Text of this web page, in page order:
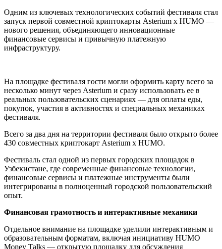
Одним из ключевых технологических событий фестиваля стал
запуск первой совместной криптокарты Asterium x HUMO —
нового решения, объединяющего инновационные
финансовые сервисы и привычную платежную
инфраструктуру.
На площадке фестиваля гости могли оформить карту всего за
несколько минут через Asterium и сразу использовать ее в
реальных пользовательских сценариях — для оплаты еды,
покупок, участия в активностях и специальных механиках
фестиваля.
Всего за два дня на территории фестиваля было открыто более
430 совместных криптокарт Asterium x HUMO.
Фестиваль стал одной из первых городских площадок в
Узбекистане, где современные финансовые технологии,
финансовые сервисы и платежные инструменты были
интегрированы в полноценный городской пользовательский
опыт.
Финансовая грамотность и интерактивные механики
Отдельное внимание на площадке уделили интерактивным и
образовательным форматам, включая инициативу HUMO
Money Talks — открытую площадку для обсуждения